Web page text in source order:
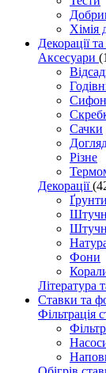
Хімія
Декорації
Аксесуари
Сачки
Різне
Декорації
Фони
Література
Ставки та
Фільтрація